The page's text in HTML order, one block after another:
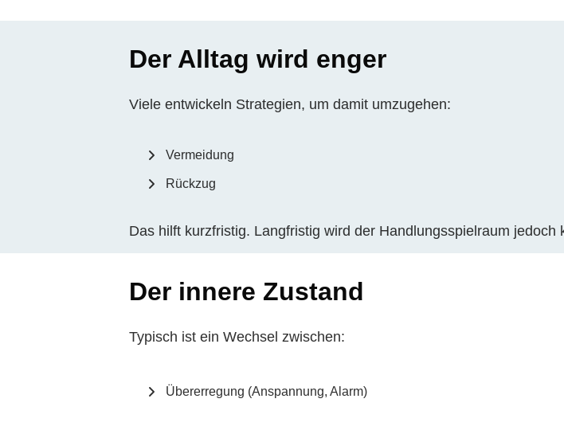
Der Alltag wird enger
Viele entwickeln Strategien, um damit umzugehen:
Vermeidung
Rückzug
Das hilft kurzfristig. Langfristig wird der Handlungsspielraum jedoch
Der innere Zustand
Typisch ist ein Wechsel zwischen:
Übererregung (Anspannung, Alarm)